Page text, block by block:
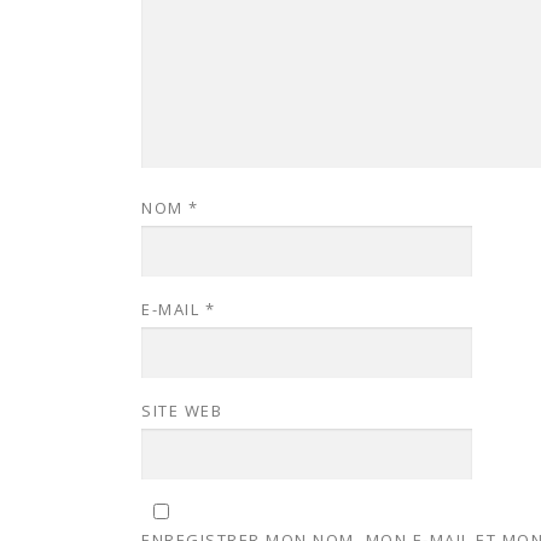
NOM *
E-MAIL *
SITE WEB